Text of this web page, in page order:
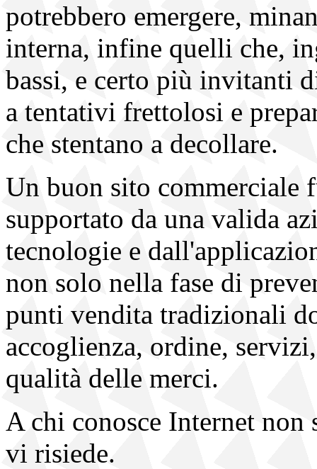
potrebbero emergere,
interna, infine quelli che,
bassi, e certo più invitanti
a tentativi frettolosi e
che stentano a decollare.
Un buon sito commerciale
supportato da una valida
tecnologie e
non solo nella fase di
punti vendita tradizionali
accoglienza, ordine,
qualità delle merci.
A chi conosce Internet non
vi risiede.